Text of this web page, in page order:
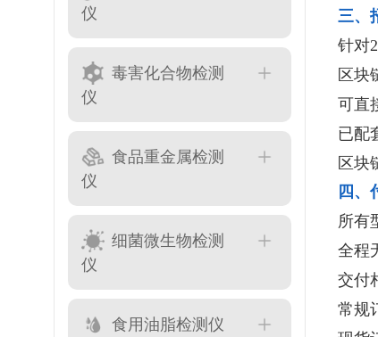
仪
毒害化合物检测
仪
食品重金属检测
仪
细菌微生物检测
仪
食用油脂检测仪
三、
针对
区块
可直
已配
区块
四、
所有
全程
交付
常规